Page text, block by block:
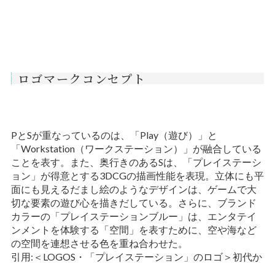
ロゴマークコンセプト
PとSが重なっているのは、「Play（遊び）」と
「Workstation（ワークステーション）」が融合している
ことを表す。また、奥行きのあるSは、「プレイステーシ
ョン」が得意とする3DCGの描画性能を表現。立体にも平
面にも見えるだまし絵のようなデザインは、ゲームで大
切な要素の遊び心を描きだしている。さらに、ブランド
カラーの「プレイステーションブルー」は、エンタテイ
ンメントを体験する「空間」を表すために、空や海など
の空間を連想させる色を重ね合わせた。
引用: ＜LOGOS・「プレイステーション」のロゴ＞初代か